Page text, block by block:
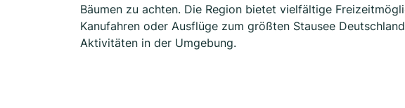
Bäumen zu achten. Die Region bietet vielfältige
Kanufahren oder Ausflüge zum größten Stausee
Aktivitäten in der Umgebung.